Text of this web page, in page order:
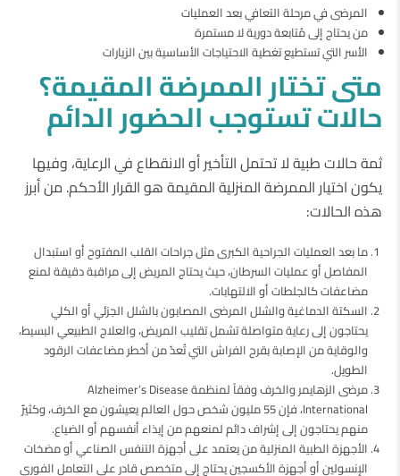
المرضى في مرحلة التعافي بعد العمليات
من يحتاج إلى مُتابعة دورية لا مستمرة
الأسر التي تستطيع تغطية الاحتياجات الأساسية بين الزيارات
متىتختارالممرضةالمقيمة؟
حالاتتستوجبالحضورالدائم
ثمة حالات طبية لا تحتمل التأخير أو الانقطاع في الرعاية، وفيها
يكون اختيار الممرضة المنزلية المقيمة هو القرار الأحكم. من أبرز
هذه الحالات:
ما بعد العمليات الجراحية الكبرى مثل جراحات القلب المفتوح أو استبدال
المفاصل أو عمليات السرطان، حيث يحتاج المريض إلى مراقبة دقيقة لمنع
مضاعفات كالجلطات أو الالتهابات.
السكتة الدماغية والشلل المرضى المصابون بالشلل الجزئي أو الكلي
يحتاجون إلى رعاية متواصلة تشمل تقليب المريض، والعلاج الطبيعي البسيط،
والوقاية من الإصابة بقرح الفراش التي تُعدّ من أخطر مضاعفات الرقود
الطويل.
مرضى الزهايمر والخرف وفقاً لمنظمة Alzheimer’s Disease
International، فإن 55 مليون شخص حول العالم يعيشون مع الخرف، وكثيرٌ
منهم يحتاجون إلى إشراف دائم لمنعهم من إيذاء أنفسهم أو الضياع.
الأجهزة الطبية المنزلية من يعتمد على أجهزة التنفس الصناعي أو مضخات
الإنسولين أو أجهزة الأكسجين يحتاج إلى متخصص قادر على التعامل الفوري